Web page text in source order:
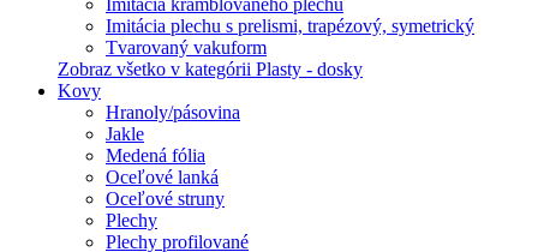
Imitácia kramblovaného plechu
Imitácia plechu s prelismi, trapézový, symetrický
Tvarovaný vakuform
Zobraz všetko v kategórii Plasty - dosky
Kovy
Hranoly/pásovina
Jakle
Medená fólia
Oceľové lanká
Oceľové struny
Plechy
Plechy profilované